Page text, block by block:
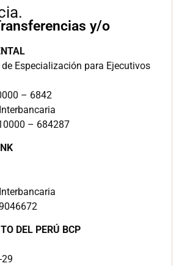
Especialización para Ejecutivos
– 6842
– 684287
DEL PERÚ BCP
y/o